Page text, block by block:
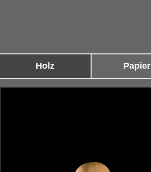
Holz Papier